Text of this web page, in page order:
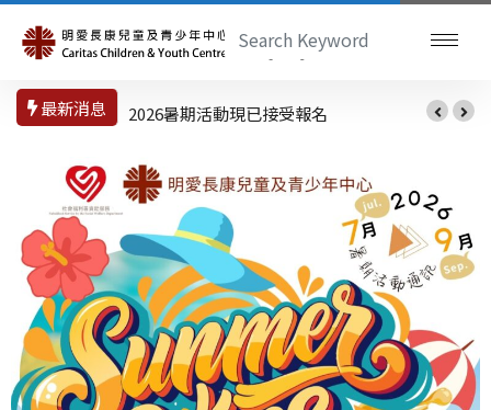
最新消息 2026暑期活動現已接受報名